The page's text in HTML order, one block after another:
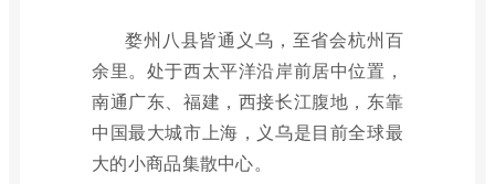
婺州八县皆通义乌，至省会杭州百
余里。处于西太平洋沿岸前居中位置，
南通广东、福建，西接长江腹地，东靠
中国最大城市上海，义乌是目前全球最
大的小商品集散中心。